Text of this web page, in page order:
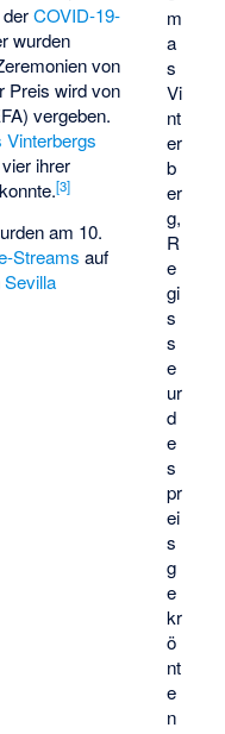
m
a
s
Vi
nt
er
b
er
g,
R
e
gi
s
s
e
ur
d
e
s
pr
ei
s
g
e
kr
ö
nt
e
n
derCOVID-19-
wurden
von
Preis wird von
vergeben.
Vinterbergs
ihrer
[3]
am 10.
Streams auf
Sevilla